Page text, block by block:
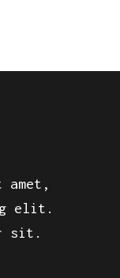
amet,
elit.
sit.